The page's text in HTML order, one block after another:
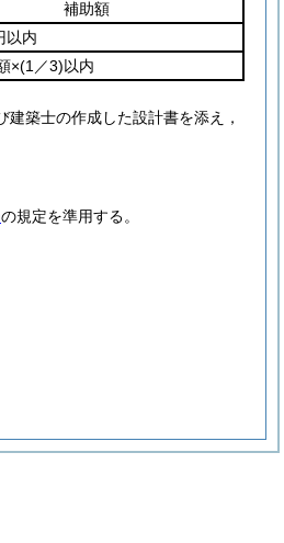
補助額
以内
×(1／3)以内
築士の作成した設計書を添え，
の規定を準用する。